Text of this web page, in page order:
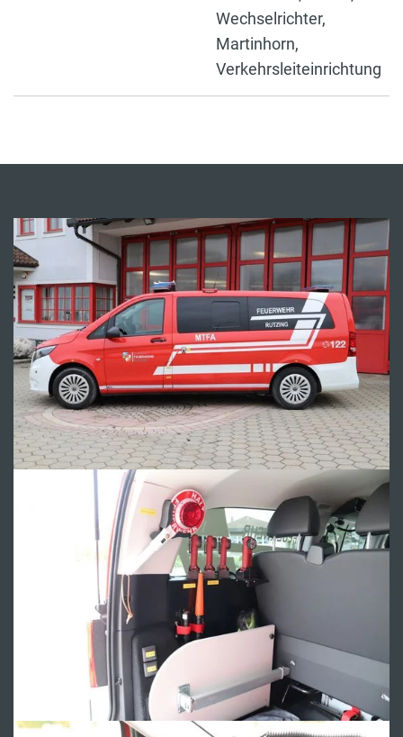
Wechselrichter,
Martinhorn,
Verkehrsleiteinrichtung